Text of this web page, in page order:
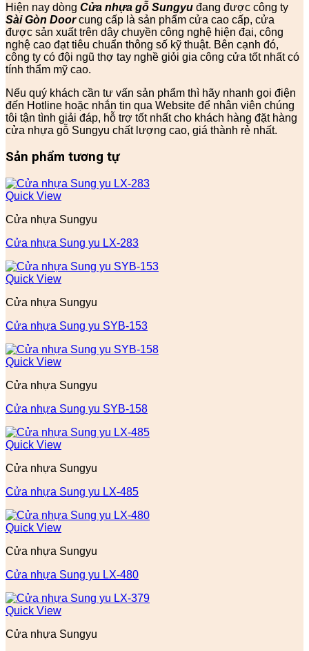
Hiện nay dòng Cửa nhựa gỗ Sungyu đang được công ty
Sài Gòn Doorcung cấp là sản phẩm cửa cao cấp, cửa
được sản xuất trên dây chuyền công nghệ hiện đại, công
nghệ cao đạt tiêu chuẩn thông số kỹ thuật. Bên cạnh đó,
công ty có đội ngũ thợ tay nghề giỏi gia công cửa tốt nhất có
tính thẩm mỹ cao.
Nếu quý khách cần tư vấn sản phẩm thì hãy nhanh gọi điện
đến Hotline hoặc nhắn tin qua Website để nhân viên chúng
tôi tận tình giải đáp, hỗ trợ tốt nhất cho khách hàng đặt hàng
cửa nhựa gỗ Sungyu chất lượng cao, giá thành rẻ nhất.
Sản phẩm tương tự
Quick View
Cửa nhựa Sungyu
Cửa nhựa Sung yu LX-283
Quick View
Cửa nhựa Sungyu
Cửa nhựa Sung yu SYB-153
Quick View
Cửa nhựa Sungyu
Cửa nhựa Sung yu SYB-158
Quick View
Cửa nhựa Sungyu
Cửa nhựa Sung yu LX-485
Quick View
Cửa nhựa Sungyu
Cửa nhựa Sung yu LX-480
Quick View
Cửa nhựa Sungyu